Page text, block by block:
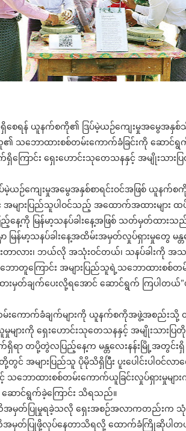
ရှိစေရန် ယူနက်စကို၏ ဒြပ်မဲ့ယဉ်ကျေးမှုအမွေအနှ
သဘောထားစစ်တမ်းကောက်ခံခြင်းကို ဆောင်
ောင်း ရှေးဟောင်းသုတေသနနှင့် အမျိုးသားပြတို
ပ်မဲ့ယဉ်ကျေးမှုအမွေအနှစ်စာရင်းဝင်အဖြစ် ယူန
အများပြည်သူပါဝင်သည့် အထောက်အထားများ
ည့်နေ့ကို မြန်မာ့သနပ်ခါးနေ့အဖြစ် သတ်မှတ်ထာ
မြန်မာ့သနပ်ခါးနေ့အထိမ်းအမှတ်လှုပ်ရှားမှုတွေ မ
ာလား၊ ဘယ်လို အသုံးဝင်တယ်၊ သနပ်ခါးကို အသ
တူကြောင်း အများပြည်သူရဲ့သဘောထားစစ်တ
မှတ်ချက်ပေးလို့ရအောင် ဆောင်ရွက် ကြပါတယ်”
ောက်ခံချက်များကို ယူနက်စကိုအဖွဲ့အစည်းသို့ တင်ပ
းကို ရှေးဟောင်းသုတေသနနှင့် အမျိုးသားပြတို
တပို့တွဲလပြည့်နေ့က မန္တလေးနန်းမြို့အတွင်းရှိ မ
င် အများပြည်သူ ပိုမိုသိရှိပြီး ပူးပေါင်းပါဝင်လ
သဘောထားစစ်တမ်းကောက်ယူခြင်းလှုပ်ရှားမှုမျ
မှ ဆောင်ရွက်ခဲ့ကြောင်း သိရသည်။
မှတ်ပြုမှုရခဲ့သလို ရှေးအစဉ်အလာကတည်းက သုံးစွဲ
ပြုဖို့လုပ်နေတာသိရလို့ ထောက်ခံကြိုဆိုပါတယ်။